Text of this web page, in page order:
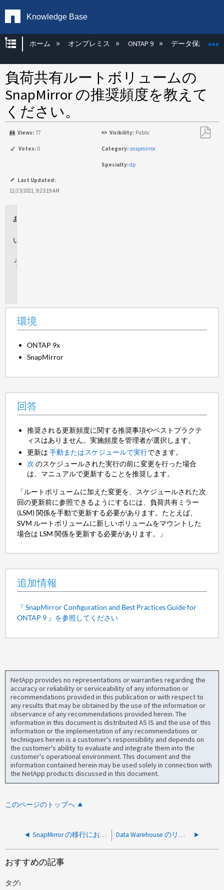
Knowledge Base
グローバル階層を展開/折りたたむ
ホーム オンプレミス ONTAP 9 データ保護
負荷共有ルートボリュームの
SnapMirror の推奨頻度を教えて
ください。
Views: 77 Visibility: Public
Votes: 0 Category: snapmirror
Specialty:dp
Last Updated:
12/23/2021, 9:23:19 AM
環境
ONTAP 9x
SnapMirror
回答
推奨される更新頻度に関する推奨事項やベストプラクテ
ィスはありません。実施頻度を管理者が選択します。
更新は手動またはスケジュールで実行できます。
次 のスケジュールされた実行の前に変更を行った場合
は、マニュアルで更新することを推奨します。
「ルートボリュームに加えた変更を、スケジュールされた次
回の更新前に参照できるようにするには、負荷共有ミラー
(LSM) 関係を手動で更新する必要があります。たとえば、
SVM ルートボリュームに新しいボリュームをマウントした
場合は LSM 関係を更新する必要があります。」
追加情報
『 SnapMirror Configuration and Best Practices Guide for
ONTAP 9 』を参照してください
NetApp provides no representations or warranties regarding the
accuracy or reliability or serviceability of any information or
recommendations provided in this publication or with respect to
any results that may be obtained by the use of the information or
observance of any recommendations provided herein. The
information in this document is distributed AS IS and the use of this
information or the implementation of any recommendations or
techniques herein is a customer's responsibility and depends on
the customer's ability to evaluate and integrate them into the
customer's operational environment. This document and the
information contained herein may be used solely in connection with
the NetApp products discussed in this document.
このページのトップへ
SnapMirror の移行における実行方法、スロットリング、および監視に関して、推奨されるアプローチは何ですか？ Data Warehouse のリビルドを回避する SnapMirror 転送の種類はどれですか？
おすすめの記事
タグ